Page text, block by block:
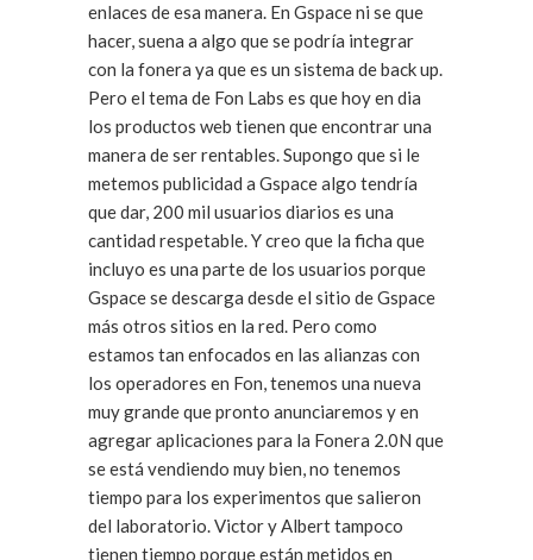
enlaces de esa manera. En Gspace ni se que
hacer, suena a algo que se podría integrar
con la fonera ya que es un sistema de back up.
Pero el tema de Fon Labs es que hoy en dia
los productos web tienen que encontrar una
manera de ser rentables. Supongo que si le
metemos publicidad a Gspace algo tendría
que dar, 200 mil usuarios diarios es una
cantidad respetable. Y creo que la ficha que
incluyo es una parte de los usuarios porque
Gspace se descarga desde el sitio de Gspace
más otros sitios en la red. Pero como
estamos tan enfocados en las alianzas con
los operadores en Fon, tenemos una nueva
muy grande que pronto anunciaremos y en
agregar aplicaciones para la Fonera 2.0N que
se está vendiendo muy bien, no tenemos
tiempo para los experimentos que salieron
del laboratorio. Victor y Albert tampoco
tienen tiempo porque están metidos en